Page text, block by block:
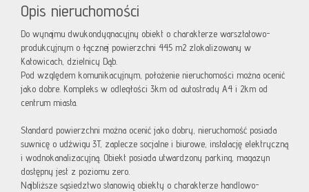
Opis nieruchomości
Do wynajmu dwukondygnacyjny obiekt o charakterze warsztatowo-
produkcyjnym o łącznej powierzchni 445 m2 zlokalizowany w
Katowicach, dzielnicy Dąb.
Pod względem komunikacyjnym, położenie nieruchomości można ocenić
jako dobre. Kompleks w odległości 3km od autostrady A4 i 2km od
centrum miasta.
Standard powierzchni można ocenić jako dobry, nieruchomość posiada
suwnicę o udźwigu 3T, zaplecze socjalne i biurowe, instalację elektryczną
i wodnokanalizacyjną. Obiekt posiada utwardzony parking, magazyn
dostępny jest z poziomu zero.
Najbliższe sąsiedztwo stanowią obiekty o charakterze handlowo-